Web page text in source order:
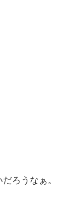
ろうなぁ。